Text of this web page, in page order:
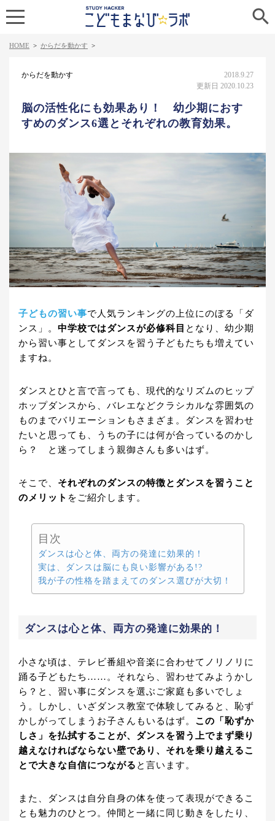

HOME > からだを動かす >
からだを動かす
2018.9.27
更新日 2020.10.23
脳の活性化にも効果あり！ 幼少期におす
すめのダンス6選とそれぞれの教育効果。
子どもの習い事で人気ランキングの上位にのぼる「ダ
ンス」。 中学校ではダンスが必修科目 となり、幼少期
から習い事としてダンスを習う子どもたちも増えてい
ますね。
ダンスとひと言で言っても、現代的なリズムのヒップ
ホップダンスから、バレエなどクラシカルな雰囲気の
ものまでバリエーションもさまざま。ダンスを習わせ
たいと思っても、うちの子には何が合っているのかし
ら？ と迷ってしまう親御さんも多いはず。
そこで、 それぞれのダンスの特徴とダンスを習うこと
のメリット をご紹介します。
目次
ダンスは心と体、両方の発達に効果的！
実は、ダンスは脳にも良い影響がある!?
我が子の性格を踏まえてのダンス選びが大切！
ダンスは心と体、両方の発達に効果的！
小さな頃は、テレビ番組や音楽に合わせてノリノリに
踊る子どもたち……。それなら、習わせてみようかし
ら？と、習い事にダンスを選ぶご家庭も多いでしょ
う。しかし、いざダンス教室で体験してみると、恥ず
かしがってしまうお子さんもいるはず。 この「恥ずか
しさ」を払拭することが、ダンスを習う上でまず乗り
越えなければならない壁であり、それを乗り越えるこ
とで大きな自信につながる と言います。
また、ダンスは自分自身の体を使って表現ができるこ
とも魅力のひとつ。仲間と一緒に同じ動きをしたり、